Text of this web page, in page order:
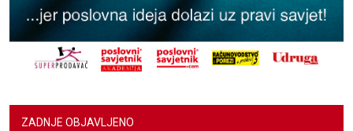
ZADNJE OBJAVLJENO